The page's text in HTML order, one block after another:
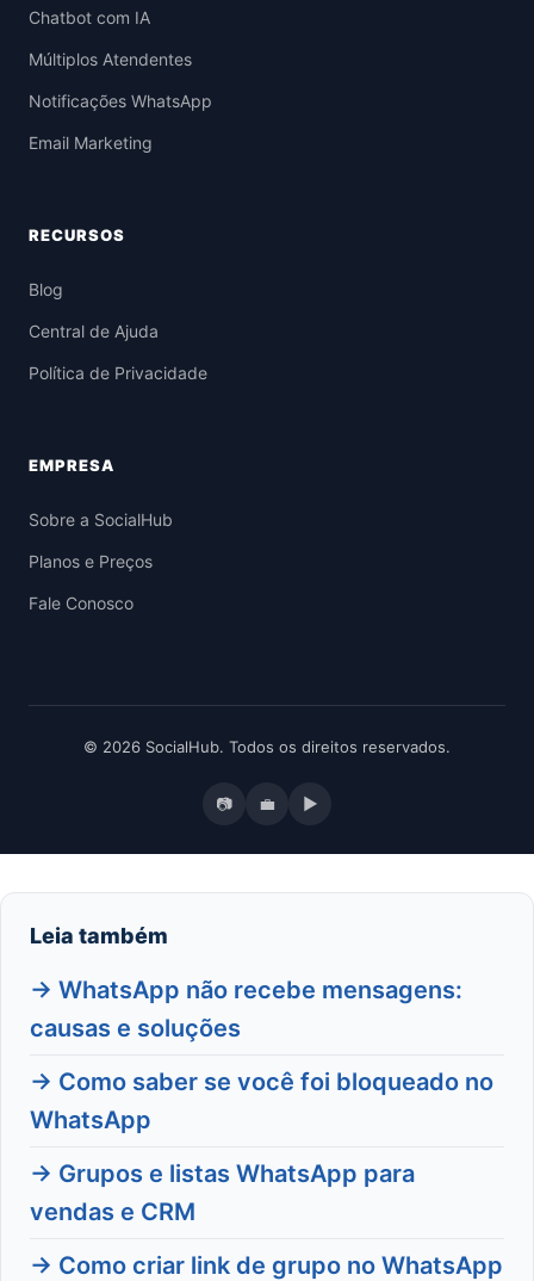
Chatbot com IA
Múltiplos Atendentes
Notificações WhatsApp
Email Marketing
RECURSOS
Blog
Central de Ajuda
Política de Privacidade
EMPRESA
Sobre a SocialHub
Planos e Preços
Fale Conosco
© 2026 SocialHub. Todos os direitos reservados.
📷 💼 ▶
Leia também
→ WhatsApp não recebe mensagens:
causas e soluções
→ Como saber se você foi bloqueado no
WhatsApp
→ Grupos e listas WhatsApp para
vendas e CRM
→ Como criar link de grupo no WhatsApp